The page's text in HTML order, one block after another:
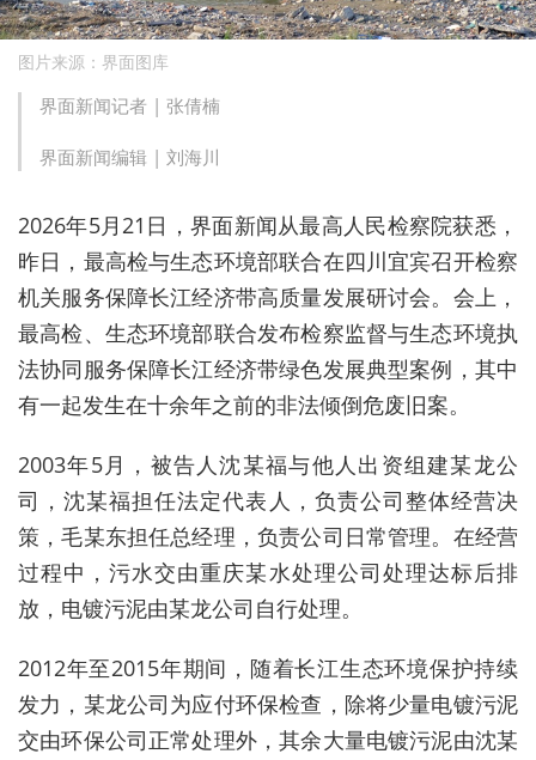
图片来源：界面图库
界面新闻记者 | 张倩楠
界面新闻编辑 | 刘海川
2026年5月21日，界面新闻从最高人民检察院获悉，
昨日，最高检与生态环境部联合在四川宜宾召开检察
机关服务保障长江经济带高质量发展研讨会。会上，
最高检、生态环境部联合发布检察监督与生态环境执
法协同服务保障长江经济带绿色发展典型案例，其中
有一起发生在十余年之前的非法倾倒危废旧案。
2003年5月，被告人沈某福与他人出资组建某龙公
司，沈某福担任法定代表人，负责公司整体经营决
策，毛某东担任总经理，负责公司日常管理。在经营
过程中，污水交由重庆某水处理公司处理达标后排
放，电镀污泥由某龙公司自行处理。
2012年至2015年期间，随着长江生态环境保护持续
发力，某龙公司为应付环保检查，除将少量电镀污泥
交由环保公司正常处理外，其余大量电镀污泥由沈某